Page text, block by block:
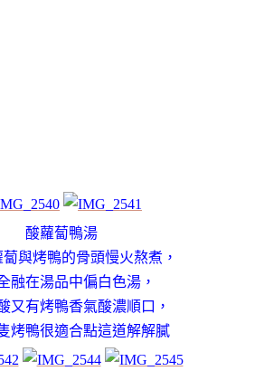
酸蘿蔔鴨湯
與烤鴨的骨頭慢火熬煮，
融在湯品中偏白色湯，
又有烤鴨香氣酸濃順口，
烤鴨很適合點這道解解膩